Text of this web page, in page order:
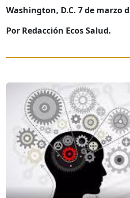
Washington, D.C. 7 de marzo
Por Redacción Ecos Salud.